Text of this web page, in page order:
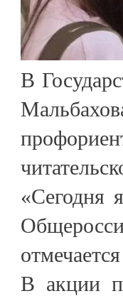
В
«Сегодня
В акции